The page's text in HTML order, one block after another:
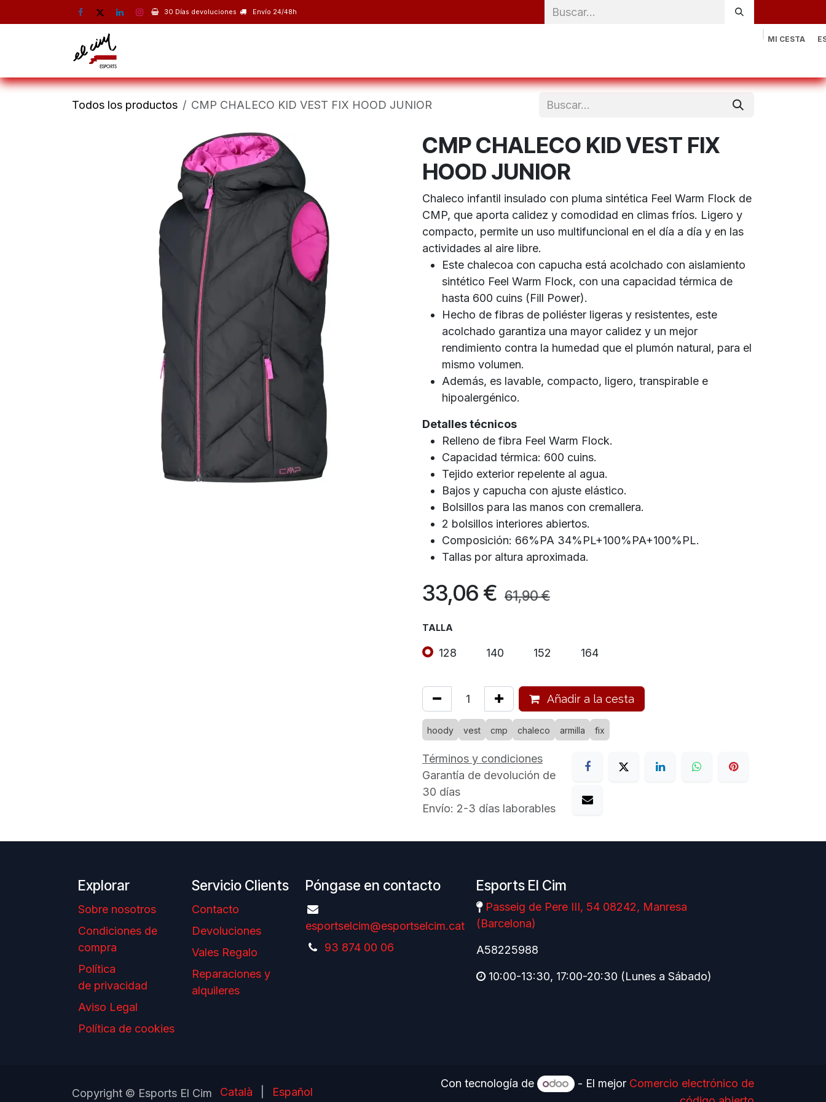
30 Días devoluciones Envío 24/48h
MI CESTA
Todos los productos CMP CHALECO KID VEST FIX HOOD JUNIOR
CMP CHALECO KID VEST FIX
HOOD JUNIOR
Chaleco infantil insulado con pluma sintética Feel Warm Flock de
CMP, que aporta calidez y comodidad en climas fríos. Ligero y
compacto, permite un uso multifuncional en el día a día y en las
actividades al aire libre.
Este chalecoa con capucha está acolchado con aislamiento
sintético Feel Warm Flock, con una capacidad térmica de
hasta 600 cuins (Fill Power).
Hecho de fibras de poliéster ligeras y resistentes, este
acolchado garantiza una mayor calidez y un mejor
rendimiento contra la humedad que el plumón natural, para el
mismo volumen.
Además, es lavable, compacto, ligero, transpirable e
hipoalergénico.
Detalles técnicos
Relleno de fibra Feel Warm Flock.
Capacidad térmica: 600 cuins.
Tejido exterior repelente al agua.
Bajos y capucha con ajuste elástico.
Bolsillos para las manos con cremallera.
2 bolsillos interiores abiertos.
Composición: 66%PA 34%PL+100%PA+100%PL.
Tallas por altura aproximada.
33,06 € 61,90€
TALLA
128 140 152 164
Añadir a la cesta
hoody vest cmp chaleco armilla fix
Términos y condiciones
Garantía de devolución de
30 días
Envío: 2-3 días laborables
Explorar
Sobre nosotros
Condiciones de
compra
Política
de privacidad
Aviso Legal
Política de cookies
Servicio Clients
Contacto
Devoluciones
Vales Regalo
Reparaciones y
alquileres
Esports El Cim
Passeig de Pere III, 54 08242, Manresa
(Barcelona)
A58225988
10:00-13:30, 17:00-20:30 (Lunes a Sábado)
Póngase en contacto
esportselcim@esportselcim.cat
93 874 00 06
Copyright © Esports El Cim Català Español
Con tecnología de - El mejor Comercio electrónico de